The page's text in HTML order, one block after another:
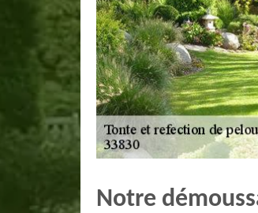
Notre